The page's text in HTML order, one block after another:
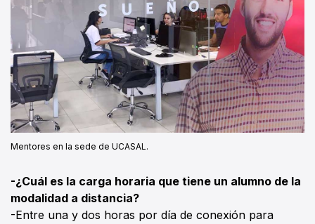
Mentores en la sede de UCASAL.
-¿Cuál es la carga horaria que tiene un alumno de la
modalidad a distancia?
-Entre una y dos horas por día de conexión para